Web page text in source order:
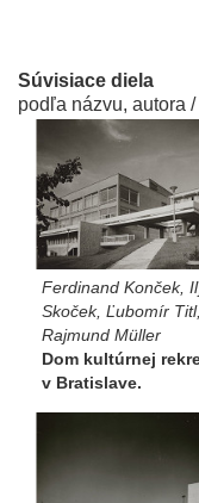
Súvisiace diela
podľa názvu, autora /
Ferdinand Konček,
Skoček, Ľubomír Titl,
Rajmund Müller
Dom kultúrnej
v Bratislave.